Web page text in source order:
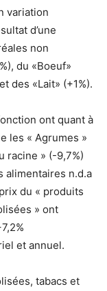
variation
d’une
non
du «Boeuf»
des «Lait» (+1%).
ont quant à
les « Agrumes »
racine » (-9,7%)
alimentaires n.d.a
du « produits
» ont
et annuel.
tabacs et